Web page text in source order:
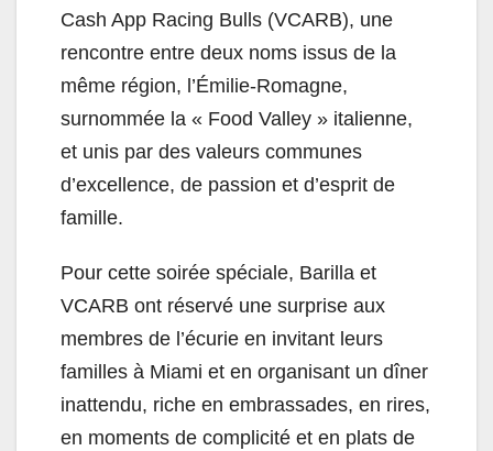
Cash App Racing Bulls (VCARB), une
rencontre entre deux noms issus de la
même région, l’Émilie-Romagne,
surnommée la « Food Valley » italienne,
et unis par des valeurs communes
d’excellence, de passion et d’esprit de
famille.
Pour cette soirée spéciale, Barilla et
VCARB ont réservé une surprise aux
membres de l’écurie en invitant leurs
familles à Miami et en organisant un dîner
inattendu, riche en embrassades, en rires,
en moments de complicité et en plats de